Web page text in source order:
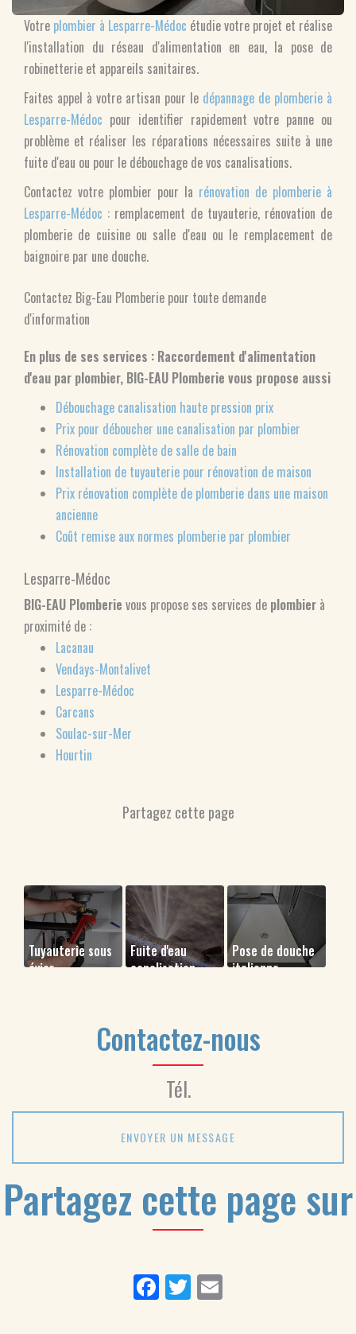
Votre plombier à Lesparre-Médoc étudie votre projet et réalise
l'installation du réseau d'alimentation en eau, la pose de
robinetterie et appareils sanitaires.
Faites appel à votre artisan pour le dépannage de plomberie à
Lesparre-Médoc pour identifier rapidement votre panne ou
problème et réaliser les réparations nécessaires suite à une
fuite d'eau ou pour le débouchage de vos canalisations.
Contactez votre plombier pour la rénovation de plomberie à
Lesparre-Médoc : remplacement de tuyauterie, rénovation de
plomberie de cuisine ou salle d'eau ou le remplacement de
baignoire par une douche.
Contactez Big-Eau Plomberie pour toute demande
d'information
En plus de ses services : Raccordement d'alimentation
d'eau par plombier, BIG-EAU Plomberie vous propose aussi
Débouchage canalisation haute pression prix
Prix pour déboucher une canalisation par plombier
Rénovation complète de salle de bain
Installation de tuyauterie pour rénovation de maison
Prix rénovation complète de plomberie dans une maison
ancienne
Coût remise aux normes plomberie par plombier
Lesparre-Médoc
BIG-EAU Plomberie vous propose ses services de plombier à
proximité de :
Lacanau
Vendays-Montalivet
Lesparre-Médoc
Carcans
Soulac-sur-Mer
Hourtin
Tuyauterie sous
évier
Fuite d'eau
canalisation
Pose de douche
italienne
Contactez-nous
Tél.
ENVOYER UN MESSAGE
Partagez cette page sur
Facebook
Twitter